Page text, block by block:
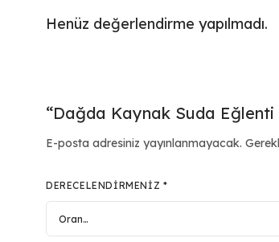
Henüz değerlendirme yapılmadı.
“Dağda Kaynak Suda
E-posta adresiniz yayınlanmayacak.
DERECELENDIRMENIZ *